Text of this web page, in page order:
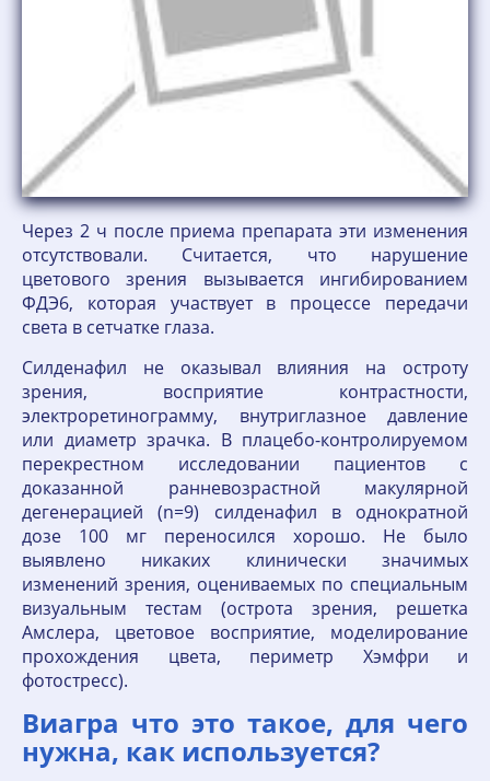
Через 2 ч после приема препарата эти изменения
отсутствовали. Считается, что нарушение
цветового зрения вызывается ингибированием
ФДЭ6, которая участвует в процессе передачи
света в сетчатке глаза.
Силденафил не оказывал влияния на остроту
зрения, восприятие контрастности,
электроретинограмму, внутриглазное давление
или диаметр зрачка. В плацебо-контролируемом
перекрестном исследовании пациентов с
доказанной ранневозрастной макулярной
дегенерацией (n=9) силденафил в однократной
дозе 100 мг переносился хорошо. Не было
выявлено никаких клинически значимых
изменений зрения, оцениваемых по специальным
визуальным тестам (острота зрения, решетка
Амслера, цветовое восприятие, моделирование
прохождения цвета, периметр Хэмфри и
фотостресс).
Виагра что это такое, для чего
нужна, как используется?